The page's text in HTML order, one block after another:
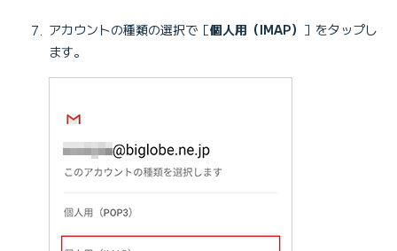
アカウントの種類の選択で［個人用（IMAP） ］をタップし
ます。